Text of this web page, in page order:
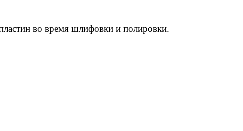
во время шлифовки и полировки.